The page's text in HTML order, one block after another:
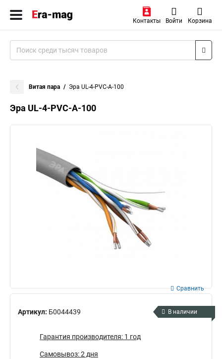
Контакты Войти Корзина
Витая пара Эра UL-4-PVC-A-100
Эра UL-4-PVC-A-100
Артикул: Б0044439
Сравнить
В наличии
Гарантия производителя: 1 год
Самовывоз: 2 дня